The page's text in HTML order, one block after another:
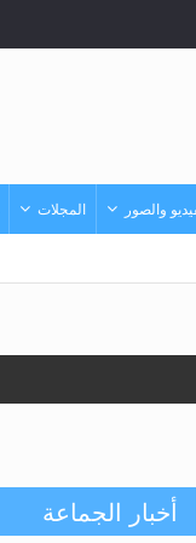
والصور المجلات
أخبار الجماعة